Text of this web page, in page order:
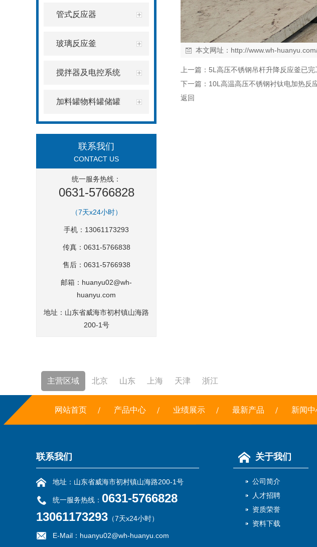
管式反应器
玻璃反应釜
搅拌器及电控系统
加料罐物料罐储罐
联系我们
CONTACT US
统一服务热线：
0631-5766828
（7天x24小时）
手机：13061173293
传真：0631-5766838
售后：0631-5766938
邮箱： huanyu02@wh-
huanyu.com
地址：山东省威海市初村镇山海路
200-1号
本文网址： http://www.wh-
上一篇： 5L高压不锈钢吊杆升降反应釜已
下一篇： 10L高温高压不锈钢衬钛电加热反
返回
主营区域 北京 山东 上海 天津 浙江
网站首页 产品中心 业绩展示 最新产品 新闻
联系我们
地址：山东省威海市初村镇山海路200-1号
统一服务热线： 0631-5766828
13061173293 （7天x24小时）
E-Mail：huanyu02@wh-huanyu.com
关于我们
公司简介
人才招聘
资质荣誉
资料下载
焚烧炉 铣边机 干冰 露点仪 三恒系统